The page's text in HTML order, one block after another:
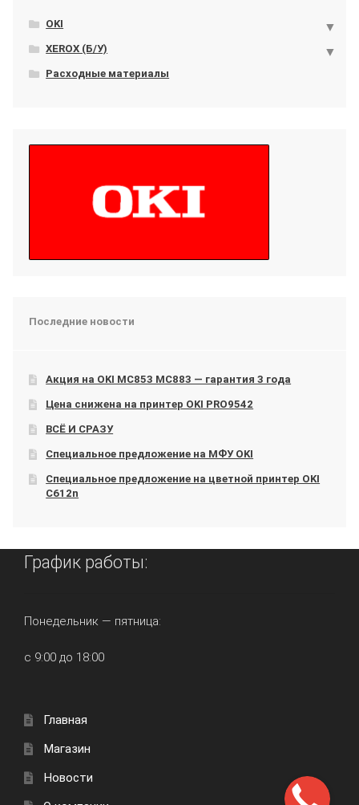
OKI
XEROX (Б/У)
Расходные материалы
Последние новости
Акция на OKI МС853 МС883 — гарантия 3 года
Цена снижена на принтер OKI PRO9542
ВСЁ И СРАЗУ
Специальное предложение на МФУ OKI
Специальное предложение на цветной принтер OKI
C612n
График работы:
Понедельник — пятница:
с 9:00 до 18:00
Главная
Магазин
Новости